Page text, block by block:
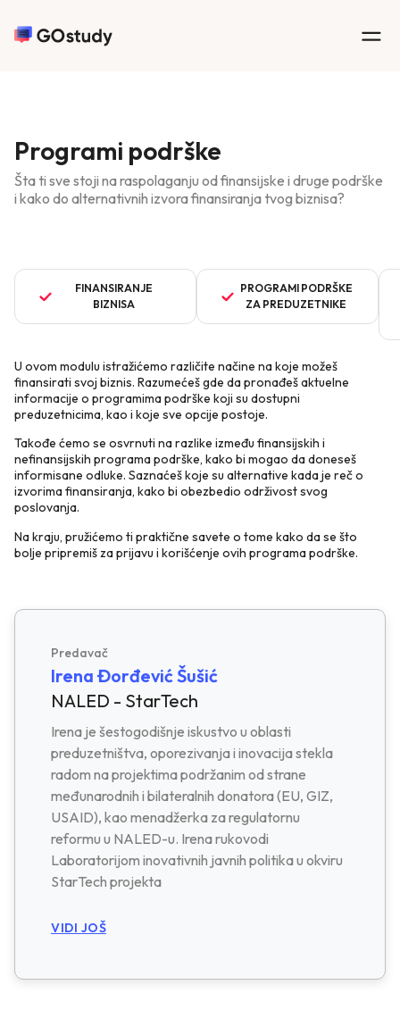
Programi podrške
Šta ti sve stoji na raspolaganju od finansijske i druge podrške
i kako do alternativnih izvora finansiranja tvog biznisa?
FINANSIRANJE
BIZNISA
PROGRAMI PODRŠKE
ZA PREDUZETNIKE
U ovom modulu istražićemo različite načine na koje možeš
finansirati svoj biznis. Razumećeš gde da pronađeš aktuelne
informacije o programima podrške koji su dostupni
preduzetnicima, kao i koje sve opcije postoje.
Takođe ćemo se osvrnuti na razlike između finansijskih i
nefinansijskih programa podrške, kako bi mogao da doneseš
informisane odluke. Saznaćeš koje su alternative kada je reč o
izvorima finansiranja, kako bi obezbedio održivost svog
poslovanja.
Na kraju, pružićemo ti praktične savete o tome kako da se što
bolje pripremiš za prijavu i korišćenje ovih programa podrške.
Predavač
Irena Đorđević Šušić
NALED - StarTech
Irena je šestogodišnje iskustvo u oblasti
preduzetništva, oporezivanja i inovacija stekla
radom na projektima podržanim od strane
međunarodnih i bilateralnih donatora (EU, GIZ,
USAID), kao menadžerka za regulatornu
reformu u NALED-u. Irena rukovodi
Laboratorijom inovativnih javnih politika u okviru
StarTech projekta
VIDI JOŠ